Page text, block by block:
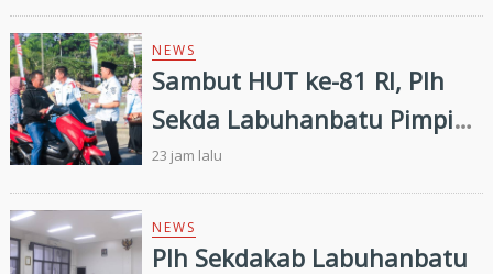
Depan Generasi Muda
NEWS
Sambut HUT ke-81 RI, Plh
Sekda Labuhanbatu Pimpin
Pembagian 300 Bendera
Merah Putih
23 jam lalu
NEWS
Plh Sekdakab Labuhanbatu